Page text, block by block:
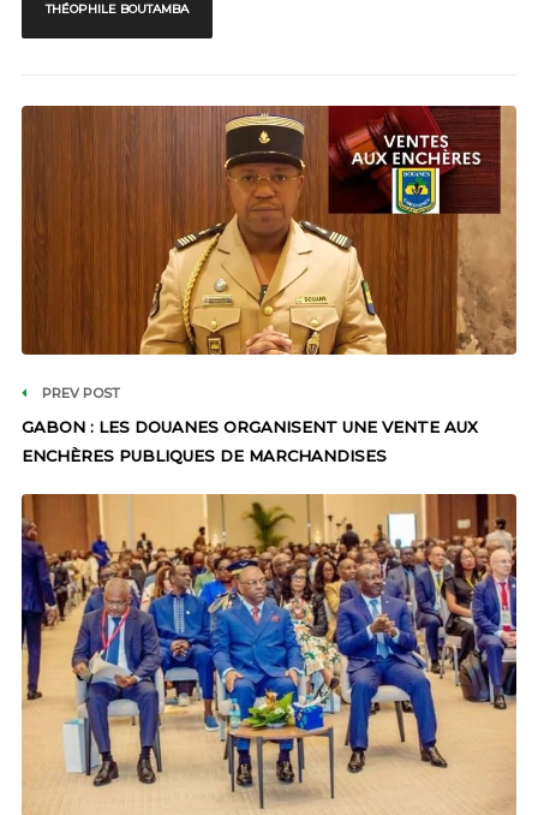
THÉOPHILE BOUTAMBA
PREV POST
GABON : LES DOUANES ORGANISENT UNE VENTE AUX
ENCHÈRES PUBLIQUES DE MARCHANDISES